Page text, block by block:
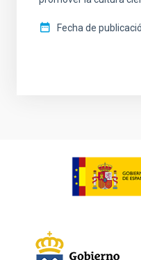
Fecha de